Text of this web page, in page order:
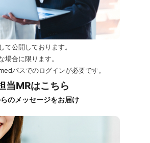
て公開しております。
場合に限ります。
パスでのログインが必要です。
当MRはこちら
のメッセージをお届け